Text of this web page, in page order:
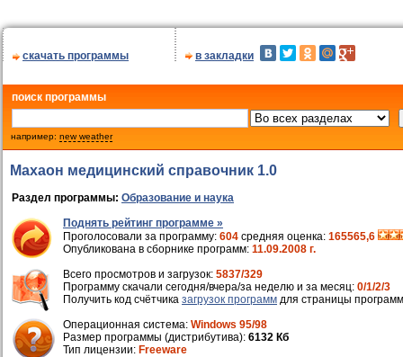
скачать программы в закладки
поиск программы
например: new weather
Махаон медицинский справочник 1.0
Раздел программы: Образование и наука
Поднять рейтинг программе »
Проголосовали за программу: 604 средняя оценка: 165565,6
Опубликована в сборнике программ: 11.09.2008 г.
Всего просмотров и загрузок: 5837/329
Программу скачали сегодня/вчера/за неделю и за месяц: 0/1/2/3
Получить код счётчика загрузок программ для страницы
Операционная система: Windows 95/98
Размер программы (дистрибутива): 6132 Кб
Тип лицензии: Freeware